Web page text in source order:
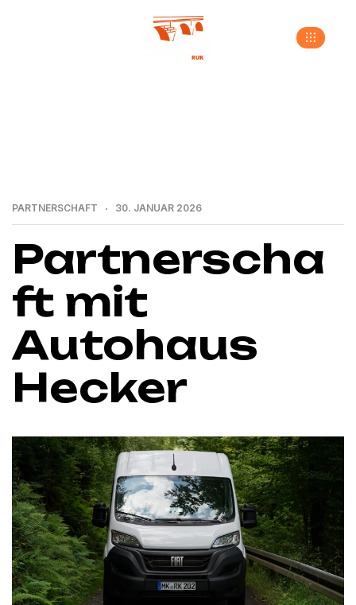
PARTNERSCHAFT 30. JANUAR 2026
Partnerscha
ft mit
Autohaus
Hecker